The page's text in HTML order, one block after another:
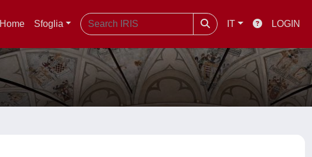
Home Sfoglia IT LOGIN